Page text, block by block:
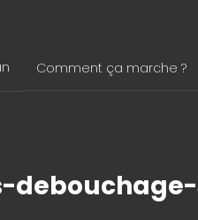
Comment ça marche ?